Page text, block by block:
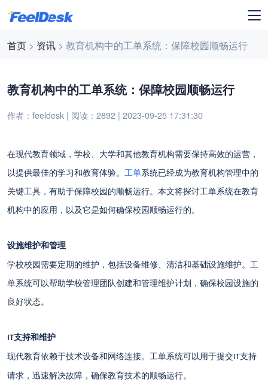
首页 > 资讯 > 教育机构中的工单系统：保障校园顺畅运行
教育机构中的工单系统：保障校园顺畅运行
作者：feeldesk | 阅读：2892 | 2023-09-25 17:31:30
在现代教育领域，学校、大学和其他教育机构需要保持高效的运营，
以提供最佳的学习和教育体验。工单系统已经成为教育机构管理中的
关键工具，有助于保障校园的顺畅运行。本文将探讨工单系统在教育
机构中的应用，以及它是如何确保校园顺畅运行的。
设施维护和管理
学校校园需要定期的维护，包括设备维修、清洁和基础设施维护。工
单系统可以帮助学校管理团队创建和管理维护计划，确保校园设施的
良好状态。
IT支持和维护
现代教育依赖于技术设备和网络连接。工单系统可以用于提交IT支持
请求，迅速解决故障，确保教育技术的顺畅运行。